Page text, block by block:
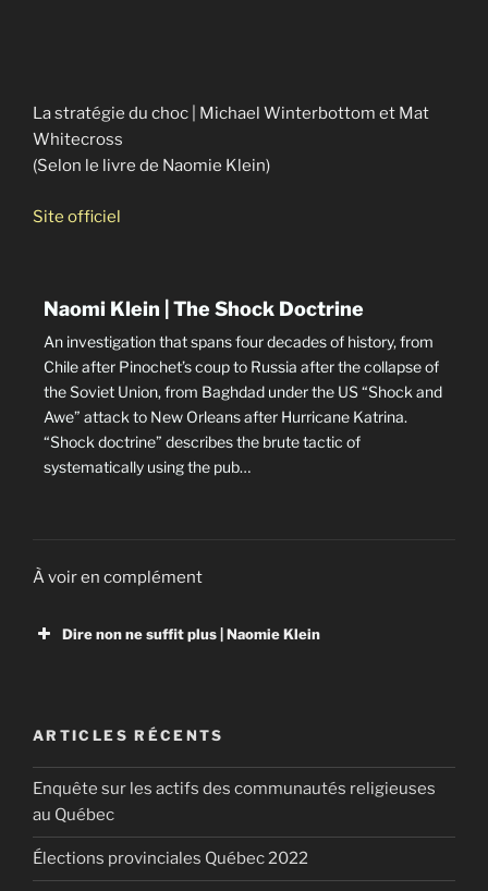
La stratégie du choc | Michael Winterbottom et Mat
Whitecross
(Selon le livre de Naomie Klein)
Site officiel
Naomi Klein | The Shock Doctrine
An investigation that spans four decades of history, from
Chile after Pinochet’s coup to Russia after the collapse of
the Soviet Union, from Baghdad under the US “Shock and
Awe” attack to New Orleans after Hurricane Katrina.
“Shock doctrine” describes the brute tactic of
systematically using the pub…
À voir en complément
Dire non ne suffit plus | Naomie Klein
ARTICLES RÉCENTS
Enquête sur les actifs des communautés religieuses
au Québec
Élections provinciales Québec 2022